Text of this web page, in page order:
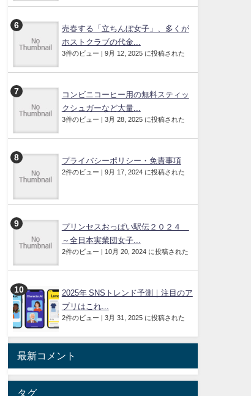
売春する「立ちんぼ女子」、多くが
ホストクラブの代金...
3件のビュー 9月 12, 2025 に投稿された
コンビニコーヒー用の無料スティッ
クシュガーなど大量...
3件のビュー 3月 28, 2025 に投稿された
プライバシーポリシー・免責事項
2件のビュー 9月 17, 2024 に投稿された
プリンセスおっぱい駅伝２０２４
～全日本実業団女子...
2件のビュー 10月 20, 2024 に投稿された
2025年 SNSトレンド予測｜注目のア
プリはこれ...
2件のビュー 3月 31, 2025 に投稿された
最新コメント
タグ